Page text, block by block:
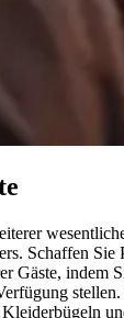
Schaffen Sie
Gäste, indem